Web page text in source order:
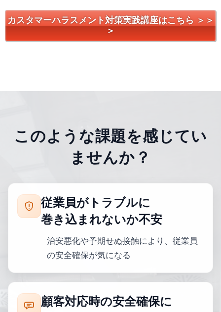
カスタマーハラスメント対策実践講座はこちら ＞＞
＞
このような課題を感じてい
ませんか？
従業員がトラブルに
巻き込まれないか不安
治安悪化や予期せぬ接触により、従業員
の安全確保が気になる
顧客対応時の安全確保に